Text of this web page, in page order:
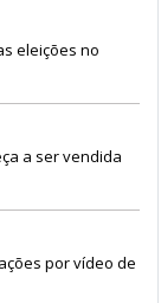
eleições no
a ser vendida
por vídeo de